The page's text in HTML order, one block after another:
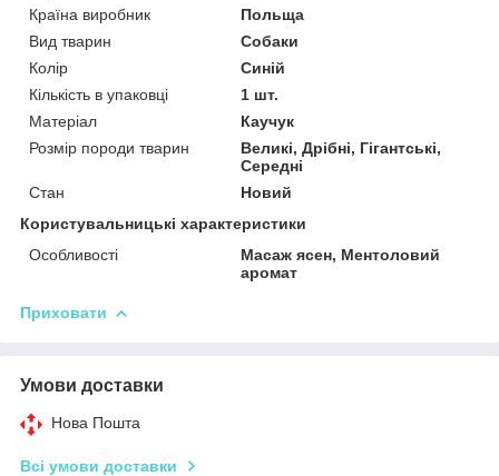
Країна виробник
Польща
Вид тварин
Собаки
Колір
Синій
Кількість в упаковці
1 шт.
Матеріал
Каучук
Розмір породи тварин
Великі, Дрібні, Гігантські,
Середні
Стан
Новий
Користувальницькі характеристики
Особливості
Масаж ясен, Ментоловий
аромат
Приховати
Умови доставки
Нова Пошта
Всі умови доставки